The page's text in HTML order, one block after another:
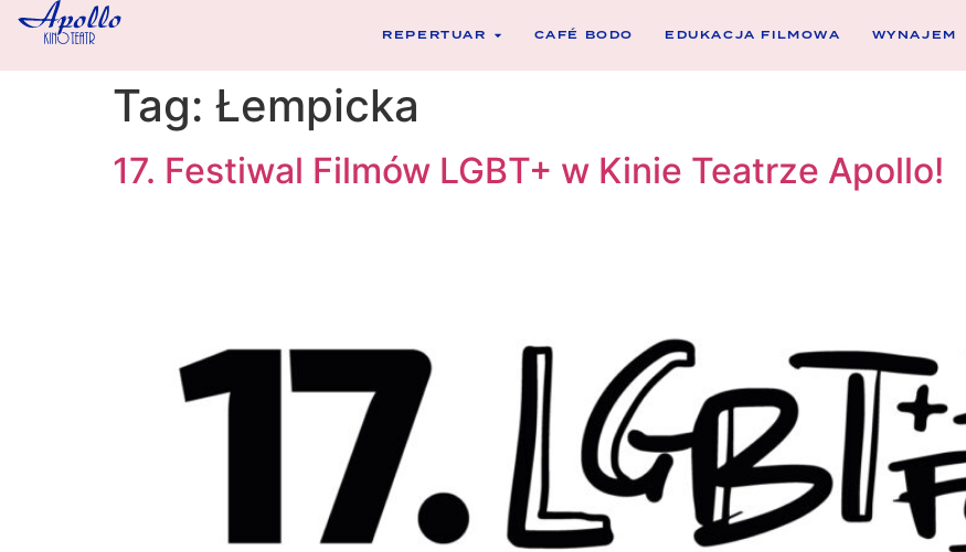
REPERTUAR CAFÉ BODO EDUKACJA FILMOWA WYNAJEM
Tag: Łempicka
17. Festiwal Filmów LGBT+ w Kinie Teatrze Apollo!